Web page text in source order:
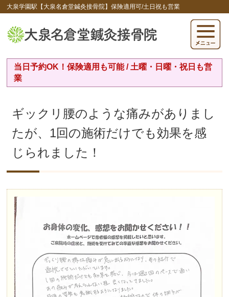
大泉学園駅【大泉名倉堂鍼灸接骨院】保険適用可/土日祝も営業
当日予約OK！保険適用も可能 / 土曜・日曜・祝日も営
業
ギックリ腰のような痛みがありまし
たが、1回の施術だけでも効果を感
じられました！